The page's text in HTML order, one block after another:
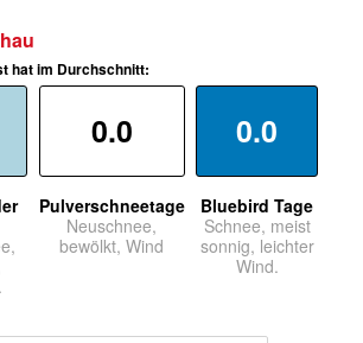
hat im Durchschnitt:
0.0
Pulverschneetage
Neuschnee,
bewölkt, Wind
0.0
Bluebird Tage
Schnee, meist
sonnig, leichter
Wind.